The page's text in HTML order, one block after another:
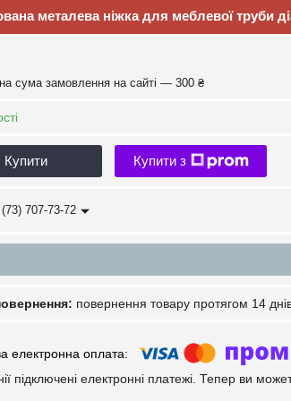
металева ніжка для меблевої труби
сума замовлення на сайті — 300 ₴
Купити Купити з
707-73-72
повернення товару протягом 14
підключені електронні платежі. Тепер ви